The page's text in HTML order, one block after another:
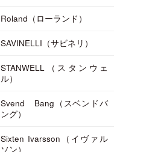
Roland（ローランド）
SAVINELLI（サビネリ）
STANWELL（スタンウェ
ル）
Svend Bang（スベンドバ
ング）
Sixten Ivarsson（イヴァル
ソン）